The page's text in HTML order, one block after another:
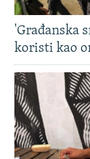
'Građanska
koristi kao